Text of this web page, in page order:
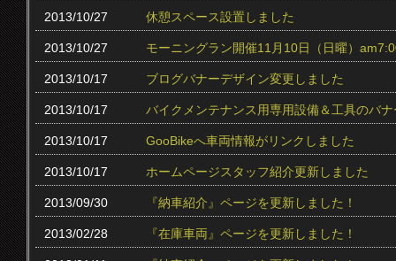
2013/10/27 休憩スペース設置しました
2013/10/27 モーニングラン開催11月10日（日曜）
2013/10/17 ブログバナーデザイン変更しました
2013/10/17 バイクメンテナンス用専用設備＆工具のバ
2013/10/17 GooBikeへ車両情報がリンクしました
2013/10/17 ホームページスタッフ紹介更新しました
2013/09/30 『納車紹介』ページを更新しました！
2013/02/28 『在庫車両』ページを更新しました！